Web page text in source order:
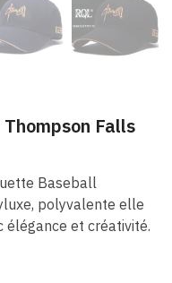
Falls
Baseball
polyvalente elle
élégance et créativité.